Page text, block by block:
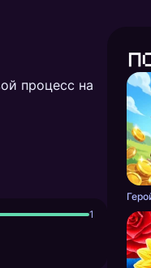
процесс на
1